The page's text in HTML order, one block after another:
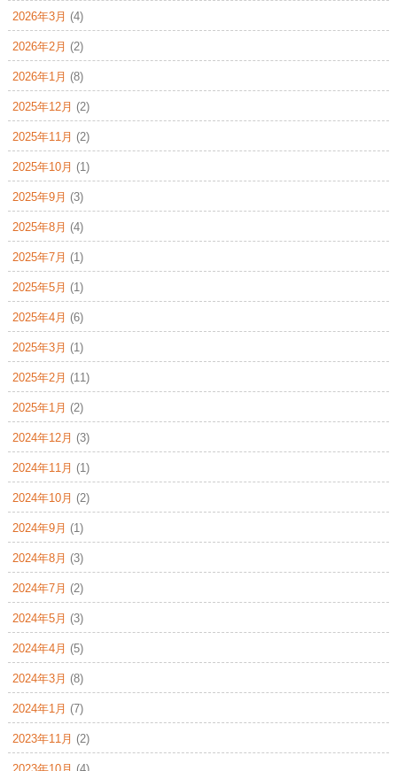
2026年3月 (4)
2026年2月 (2)
2026年1月 (8)
2025年12月 (2)
2025年11月 (2)
2025年10月 (1)
2025年9月 (3)
2025年8月 (4)
2025年7月 (1)
2025年5月 (1)
2025年4月 (6)
2025年3月 (1)
2025年2月 (11)
2025年1月 (2)
2024年12月 (3)
2024年11月 (1)
2024年10月 (2)
2024年9月 (1)
2024年8月 (3)
2024年7月 (2)
2024年5月 (3)
2024年4月 (5)
2024年3月 (8)
2024年1月 (7)
2023年11月 (2)